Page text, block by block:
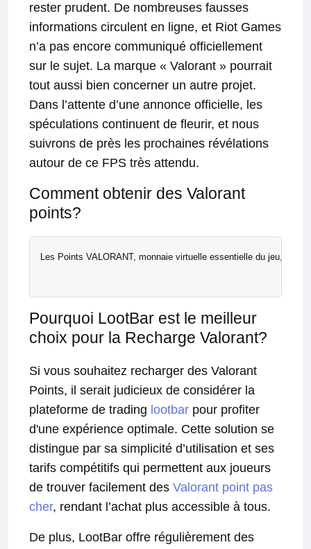
rester prudent. De nombreuses fausses
informations circulent en ligne, et Riot Games
n’a pas encore communiqué officiellement
sur le sujet. La marque « Valorant » pourrait
tout aussi bien concerner un autre projet.
Dans l’attente d’une annonce officielle, les
spéculations continuent de fleurir, et nous
suivrons de près les prochaines révélations
autour de ce FPS très attendu.
Comment obtenir des Valorant
points?
Les Points VALORANT, monnaie virtuelle essentielle du jeu,
Pourquoi LootBar est le meilleur
choix pour la Recharge Valorant?
Si vous souhaitez recharger des Valorant
Points, il serait judicieux de considérer la
plateforme de trading lootbar pour profiter
d'une expérience optimale. Cette solution se
distingue par sa simplicité d’utilisation et ses
tarifs compétitifs qui permettent aux joueurs
de trouver facilement des Valorant point pas
cher, rendant l’achat plus accessible à tous.
De plus, LootBar offre régulièrement des